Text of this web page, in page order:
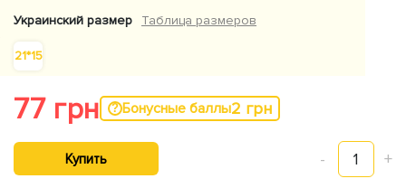
Украинский размер Таблица размеров
21*15
77 грн Бонусные баллы2 грн
- 1 +
Купить